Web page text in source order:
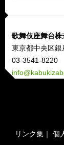
歌舞伎座舞台株
東京都中央区銀
03-3541-8220
リンク集｜ 個